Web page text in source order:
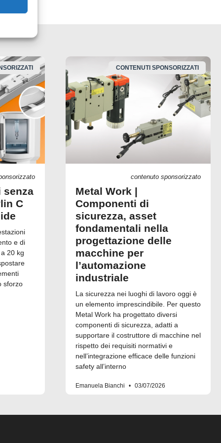
senza
C
e di
20 kg
sforzo
CONTENUTI SPONSORIZZATI
contenuto sponsorizzato
Metal Work |
Componenti di
sicurezza, asset
fondamentali nella
progettazione delle
macchine per
l’automazione
industriale
La sicurezza nei luoghi di lavoro oggi è
un elemento imprescindibile. Per questo
Metal Work ha progettato diversi
componenti di sicurezza, adatti a
supportare il costruttore di macchine nel
rispetto dei requisiti normativi e
nell’integrazione efficace delle funzioni
safety all’interno
Emanuela Bianchi 03/07/2026